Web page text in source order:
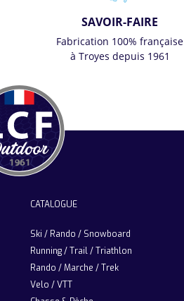
SAVOIR-FAIRE
Fabrication 100% française
à Troyes depuis 1961
CATALOGUE
Ski / Rando / Snowboard
Running / Trail / Triathlon
Rando / Marche / Trek
Velo / VTT